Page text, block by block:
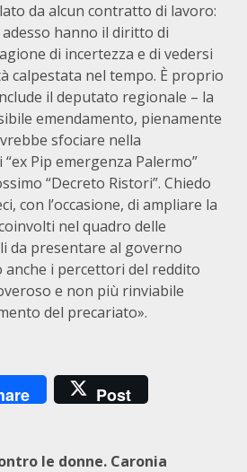
da alcun contratto di lavoro:
hanno il diritto di
di incertezza e di vedersi
calpestata nel tempo. È proprio
il deputato regionale – la
emendamento, pienamente
sfociare nella
Pip emergenza Palermo”
“Decreto Ristori”. Chiedo
con l’occasione, di ampliare la
nel quadro delle
da presentare al governo
anche i percettori del reddito
e non più rinviabile
del precariato».
Post
le donne. Caronia